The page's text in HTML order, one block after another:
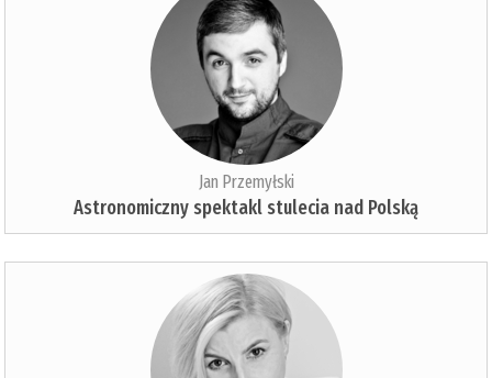
Jan Przemyłski
Astronomiczny spektakl stulecia nad Polską